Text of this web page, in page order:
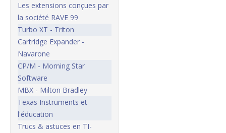
Les extensions conçues par
la société RAVE 99
Turbo XT - Triton
Cartridge Expander -
Navarone
CP/M - Morning Star
Software
MBX - Milton Bradley
Texas Instruments et
l'éducation
Trucs & astuces en TI-